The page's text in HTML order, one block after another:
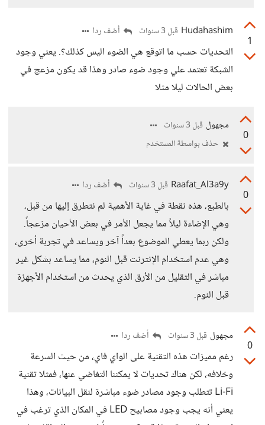
1
Hudahashim قبل 3 سنوات أضف ردا
التحديات حسب ما اتوقع هي الضوء اليس كذلك؟. يعني وجود
الشبكة تعتمد علي وجود ضوء صادر وهذا قد يكون مزعج في
بعض الحالات ليلا مثلا
0
مجهول قبل 3 سنوات
حذف بواسطة المستخدم
0
Raafat_Al3a9y قبل 3 سنوات أضف ردا
بالطبع، هذه نقطة في غاية الأهمية لم نتطرق إليها من قبل،
وهي الإضاءة ليلاً مما يجعل الأمر في بعض الأحيان مزعجاً.
ولكن ربما يعطي الموضوع بعداً آخر ويساعد في تجربة أخرى،
وهي عدم استخدام الإنترنت قبل النوم، مما يساعد بشكل غير
مباشر في التقليل من الأرق الذي يحدث من استخدام الأجهزة
قبل النوم.
0
مجهول قبل 3 سنوات أضف ردا
رغم مميزات هذه التقنية على الواي فاي، من حيث السرعة
وخلافه، لكن هناك تحديات لا يمكننا التغاضي عنها، فمثلا تقنية
Li-Fi تتطلب وجود مصادر ضوء مباشرة لنقل البيانات، وهذا
يعني أنه يجب وجود مصابيح LED في المكان الذي ترغب في